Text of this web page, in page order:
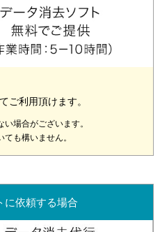
ご利用頂けます。
場合がございます。
も構いません。
に依頼する場合